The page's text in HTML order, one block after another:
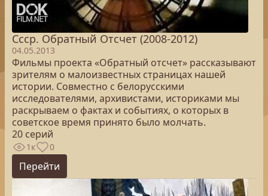
Ссср. Обратный Отсчет (2008-2012)
04.05.2013
Фильмы проекта «Обратный отсчет» рассказывают
зрителям о малоизвестных страницах нашей
истории. Совместно с белорусскими
исследователями, архивистами, историками мы
раскрываем о фактах и событиях, о которых в
советское время принято было молчать.
20 серий
1к 0
Перейти